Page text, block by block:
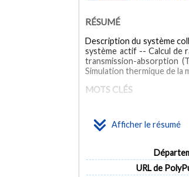
Afficher le résumé
RÉSUMÉ
Description du système
système actif -- Calcul de
transmission-absorption
Simulation thermique de la
MOTS CLÉS
URL de